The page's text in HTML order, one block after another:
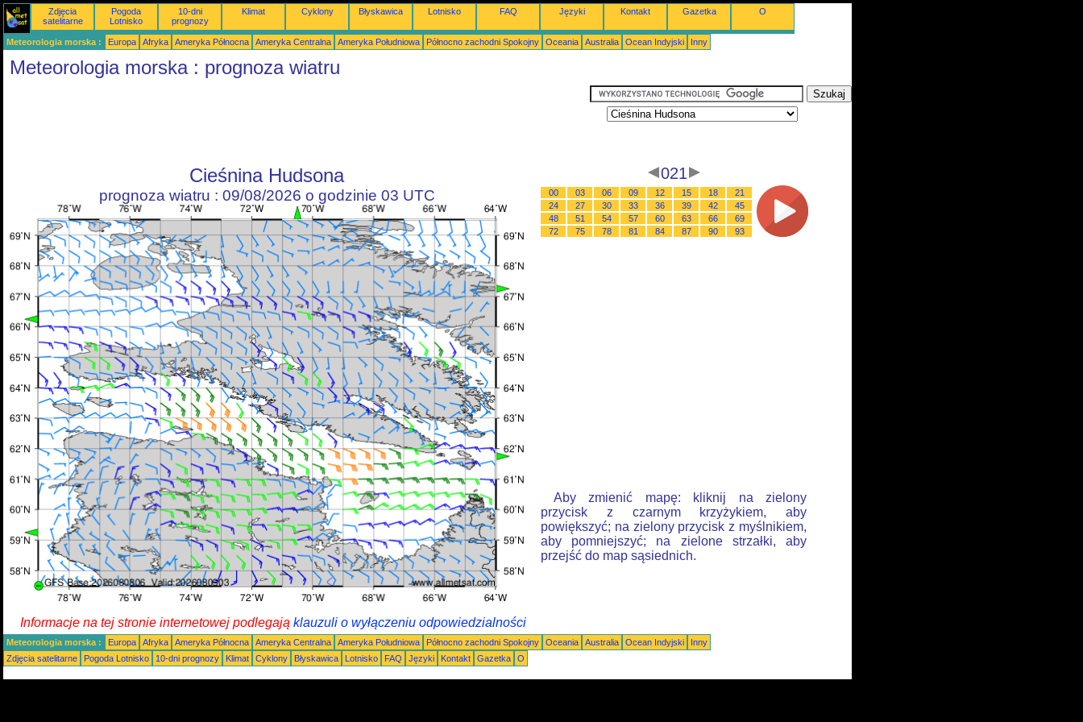
Zdjęcia
satelitarne
Pogoda
Lotnisko
10-dni
prognozy
Klimat Cyklony Błyskawica Lotnisko FAQ Języki Kontakt Gazetka O
Meteorologia morska : Europa Afryka Ameryka Północna Ameryka Centralna Ameryka Południowa Północno zachodni Spokojny Oceania Australia Ocean Indyjski Inny
Meteorologia morska : prognoza wiatru
Cieśnina Hudsona
prognoza wiatru : 09/08/2026 o godzinie 03 UTC
021
00 03 06 09 12 15 18
21
24
27 30 33 36 39 42
45
48
51 54 57 60 63 66
69
72
75 78 81 84 87 90 93
Aby zmienić mapę: kliknij na zielony
przycisk z czarnym krzyżykiem, aby
powiększyć; na zielony przycisk z myślnikiem,
aby pomniejszyć; na zielone strzałki, aby
przejść do map sąsiednich.
Informacje na tej stronie internetowej podlegają klauzuli o wyłączeniu odpowiedzialności
Meteorologia morska : Europa Afryka Ameryka Północna Ameryka Centralna Ameryka Południowa Północno zachodni Spokojny Oceania Australia Ocean Indyjski
Inny
Zdjęcia satelitarne
Pogoda Lotnisko 10-dni prognozy Klimat Cyklony Błyskawica Lotnisko FAQ Języki Kontakt Gazetka O